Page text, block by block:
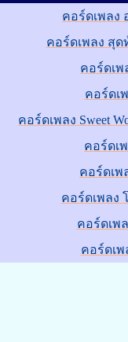
คอร์ดเพลง
คอร์ดเพลง สุด
คอร์ดเ
คอร์ดเ
คอร์ดเพลง Sweet
คอร์ดเ
คอร์ดเพ
คอร์ดเพลง
คอร์ดเพ
คอร์ดเ